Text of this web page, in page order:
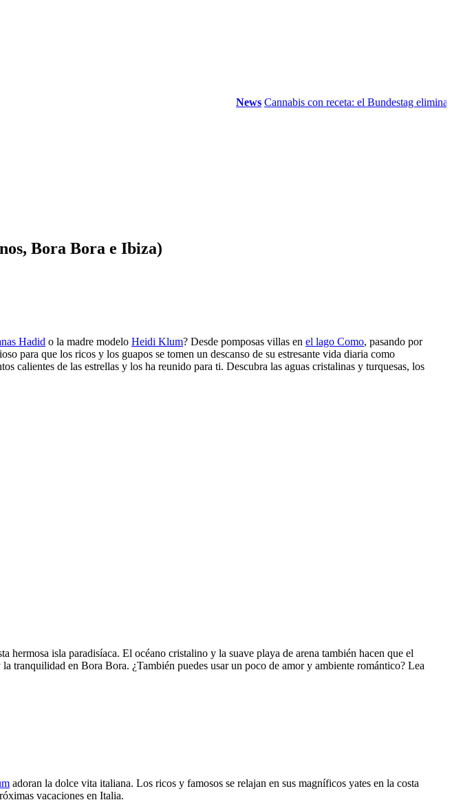
News Cannabis con receta: el Bundestag elimina la...
Bora Bora e Ibiza)
Hadid o la madre modelo Heidi Klum? Desde pomposas villas en el lago Como, pasando por
para que los ricos y los guapos se tomen un descanso de su estresante vida diaria como
calientes de las estrellas y los ha reunido para ti. Descubra las aguas cristalinas y turquesas, los
isla paradisíaca. El océano cristalino y la suave playa de arena también hacen que el
tranquilidad en Bora Bora. ¿También puedes usar un poco de amor y ambiente romántico? Lea
adoran la dolce vita italiana. Los ricos y famosos se relajan en sus magníficos yates en la costa
vacaciones en Italia.